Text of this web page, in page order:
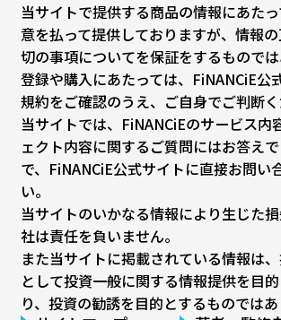
当サイトで提供する商品の情報にあた
意を払って提供しておりますが、情報
切の事項についてを保証をするものでは
登録や購入にあたっては、FiNANCiE公
規約をご確認のうえ、ご自身でご判断く
当サイトでは、FiNANCiEのサービス内
ェクト内容に関するご質問にはお答え
で、FiNANCiE公式サイトに直接お問い
い。
当サイトのいかなる情報により生じた
社は責任を負いません。
また当サイトに掲載されている情報は
として投資一般に関する情報提供を目
り、投資の勧誘を目的とするものではあ